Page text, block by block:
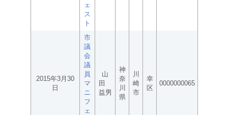
ェ
ス
ト
2015年3月30
日
市
議
会
議
員
マ
ニ
フ
ェ
山
田
益男
神
奈
川
県
川
崎
市
幸
区
0000000065